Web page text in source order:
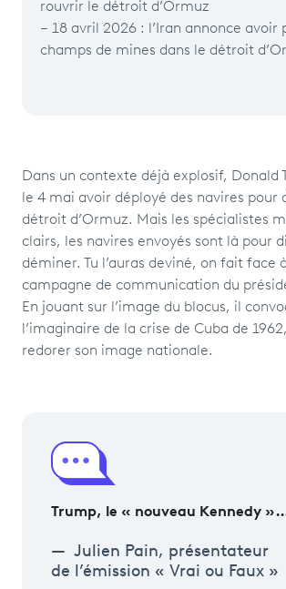
rouvrir le détroit d’Ormuz
– 18 avril 2026 : l’Iran annonce avoir
champs de mines dans le détroit
Dans un contexte déjà explosif, Donald
le 4 mai avoir déployé des navires pour
détroit d’Ormuz. Mais les spécialistes
clairs, les navires envoyés sont là pour
déminer. Tu l’auras deviné, on fait face
campagne de communication du
En jouant sur l’image du blocus, il
l’imaginaire de la crise de Cuba de
redorer son image nationale.
Trump, le « nouveau Kennedy
Julien Pain, présentateur
de l’émission « Vrai ou Faux »